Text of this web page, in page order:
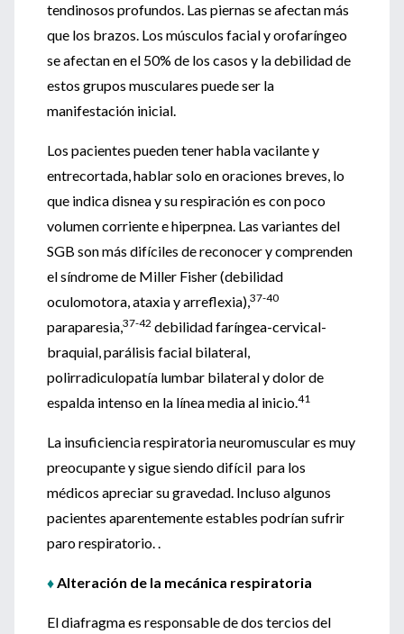
tendinosos profundos. Las piernas se afectan más
que los brazos. Los músculos facial y orofaríngeo
se afectan en el 50% de los casos y la debilidad de
estos grupos musculares puede ser la
manifestación inicial.
Los pacientes pueden tener habla vacilante y
entrecortada, hablar solo en oraciones breves, lo
que indica disnea y su respiración es con poco
volumen corriente e hiperpnea. Las variantes del
SGB son más difíciles de reconocer y comprenden
el síndrome de Miller Fisher (debilidad
oculomotora, ataxia y arreflexia),37-40
paraparesia,37-42 debilidad faríngea-cervical-
braquial, parálisis facial bilateral,
polirradiculopatía lumbar bilateral y dolor de
espalda intenso en la línea media al inicio.41
La insuficiencia respiratoria neuromuscular es muy
preocupante y sigue siendo difícil para los
médicos apreciar su gravedad. Incluso algunos
pacientes aparentemente estables podrían sufrir
paro respiratorio. .
♦Alteración de la mecánica respiratoria
El diafragma es responsable de dos tercios del